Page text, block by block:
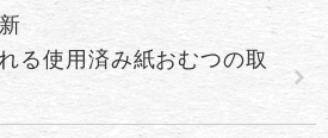
る使用済み紙おむつの取